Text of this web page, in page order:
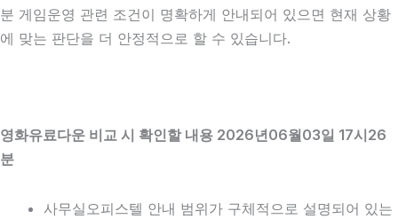
분 게임운영 관련 조건이 명확하게 안내되어 있으면 현재 상황
에 맞는 판단을 더 안정적으로 할 수 있습니다.
영화유료다운 비교 시 확인할 내용 2026년06월03일 17시26
분
사무실오피스텔 안내 범위가 구체적으로 설명되어 있는